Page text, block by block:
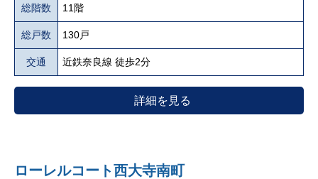
総階数 11階
総戸数 130戸
交通 近鉄奈良線 徒歩2分
詳細を見る
ローレルコート西大寺南町